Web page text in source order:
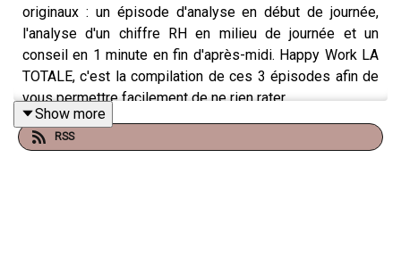
originaux : un épisode d'analyse en début de journée,
l'analyse d'un chiffre RH en milieu de journée et un
conseil en 1 minute en fin d'après-midi. Happy Work LA
TOTALE, c'est la compilation de ces 3 épisodes afin de
vous permettre facilement de ne rien rater.
Show more
RSS